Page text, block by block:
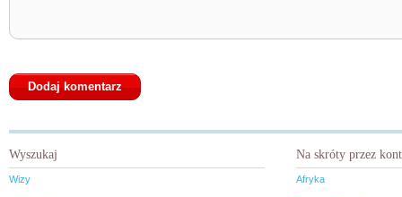
Wyszukaj
Wizy
Na skróty przez
Afryka